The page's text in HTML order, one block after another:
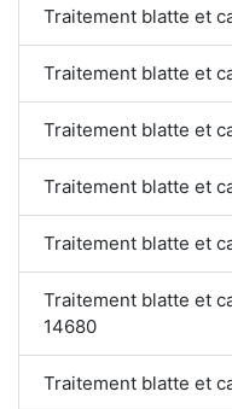
Traitement blatte et
Traitement blatte et
Traitement blatte et
Traitement blatte et
Traitement blatte et
Traitement blatte et
14680
Traitement blatte et